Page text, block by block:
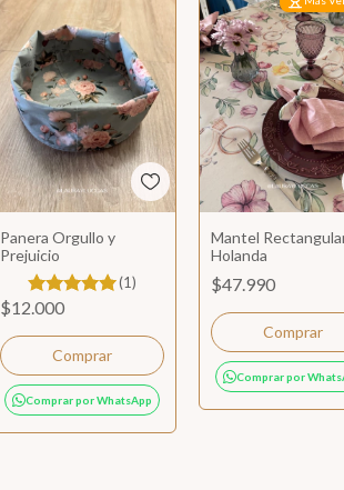
Panera Orgullo y
Prejuicio
(1)
$12.000
Comprar por WhatsApp
Mantel
Holanda
$47.990
Comprar
Comprar por